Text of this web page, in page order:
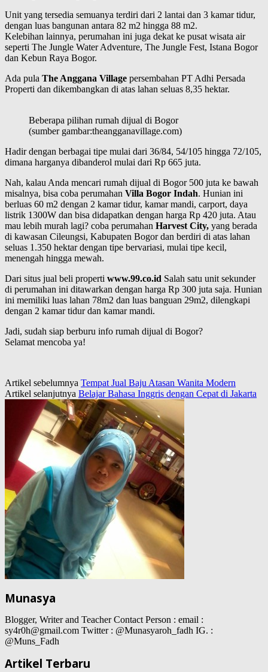
Unit yang tersedia semuanya terdiri dari 2 lantai dan 3 kamar tidur,
dengan luas bangunan antara 82 m2 hingga 88 m2.
Kelebihan lainnya, perumahan ini juga dekat ke pusat wisata air
seperti The Jungle Water Adventure, The Jungle Fest, Istana Bogor
dan Kebun Raya Bogor.
Ada pula The Anggana Village persembahan PT Adhi Persada
Properti dan dikembangkan di atas lahan seluas 8,35 hektar.
Beberapa pilihan rumah dijual di Bogor
(sumber gambar:theangganavillage.com)
Hadir dengan berbagai tipe mulai dari 36/84, 54/105 hingga 72/105,
dimana harganya dibanderol mulai dari Rp 665 juta.
Nah, kalau Anda mencari rumah dijual di Bogor 500 juta ke bawah
misalnya, bisa coba perumahan Villa Bogor Indah. Hunian ini
berluas 60 m2 dengan 2 kamar tidur, kamar mandi, carport, daya
listrik 1300W dan bisa didapatkan dengan harga Rp 420 juta. Atau
mau lebih murah lagi? coba perumahan Harvest City, yang berada
di kawasan Cileungsi, Kabupaten Bogor dan berdiri di atas lahan
seluas 1.350 hektar dengan tipe bervariasi, mulai tipe kecil,
menengah hingga mewah.
Dari situs jual beli properti www.99.co.id Salah satu unit sekunder
di perumahan ini ditawarkan dengan harga Rp 300 juta saja. Hunian
ini memiliki luas lahan 78m2 dan luas banguan 29m2, dilengkapi
dengan 2 kamar tidur dan kamar mandi.
Jadi, sudah siap berburu info rumah dijual di Bogor?
Selamat mencoba ya!
Artikel sebelumnya Tempat Jual Baju Atasan Wanita Modern
Artikel selanjutnya Belajar Bahasa Inggris dengan Cepat di Jakarta
Munasya
Blogger, Writer and Teacher Contact Person : email :
sy4r0h@gmail.com Twitter : @Munasyaroh_fadh IG. :
@Muns_Fadh
Artikel Terbaru